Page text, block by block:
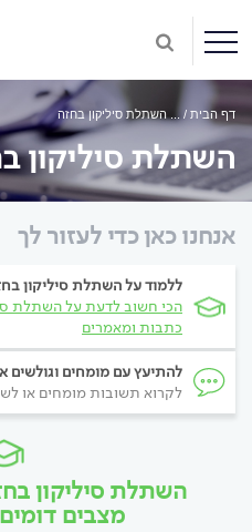
דף הבית השתלת סיליקון בחזה
השתלת סיליקון
אנחנו כאן כדי לעזור לך
ללמוד על השתלת סיליקון
הכי חשוב לדעת על השתלת
כתבות ומאמרים
להתיעץ עם מומחים וגולשים
לקרוא תשובות מומחים או
השתלת סיליקון
מצבים